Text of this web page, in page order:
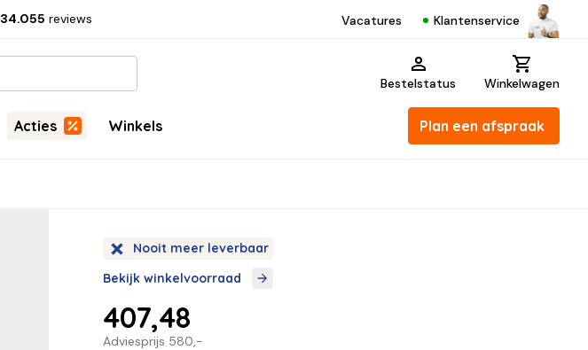
34.055 reviews Vacatures Klantenservice
Bestelstatus Winkelwagen
Acties Winkels Plan een afspraak
Nooit meer leverbaar
Bekijk winkelvoorraad
Adviesprijs 580,-
407,48